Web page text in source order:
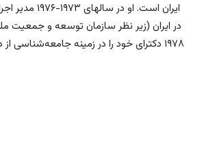
ایران است. او
در ایران (زیر نظر سازمان توسعه و جمعیت
۱۹۷۸ دکترای خود را در زمینه جامعه‌شناسی